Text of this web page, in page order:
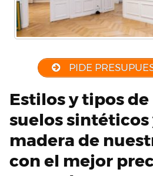
PIDE
Estilos y tipos
suelos sintéticos
madera de
con el mejor